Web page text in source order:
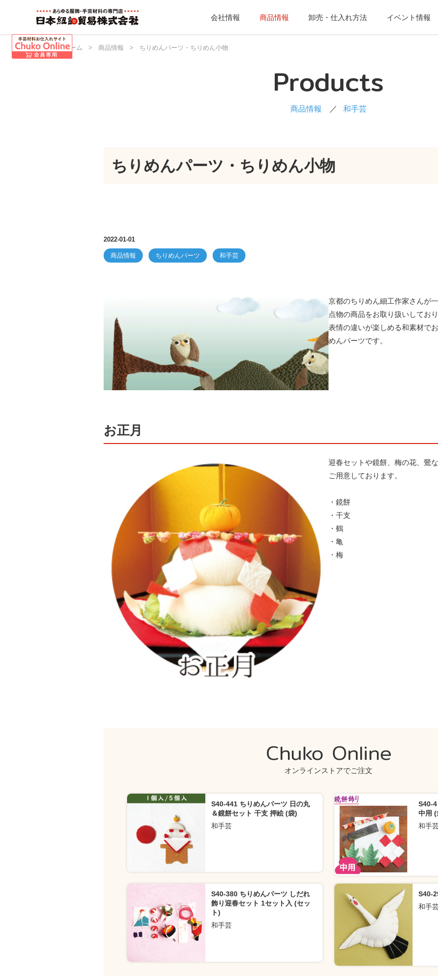
会社情報 商品情報 卸売・仕入れ方法 イベント情報
日本紐釦 ホーム > 商品情報 > ちりめんパーツ・ちりめん小物
Products
商品情報 和手芸
ちりめんパーツ・ちりめん小物
2022-01-01
商品情報 ちりめんパーツ 和手芸
京都のちりめん細工作家さんが
点物の商品をお取り扱いしており
表情の違いが楽しめる和素材で
めんパーツです。
お正月
迎春セットや鏡餅、梅の花、鶯
ご用意しております。
・鏡餅
・干支
・鶴
・亀
・梅
Chuko Online
オンラインストアでご注文
S40-441 ちりめんパーツ 日の丸
＆鏡餅セット 干支 押絵 (袋)
和手芸
S40-
中用 (
和手
S40-380 ちりめんパーツ しだれ
飾り迎春セット 1セット入 (セッ
ト)
和手芸
S40-
和手